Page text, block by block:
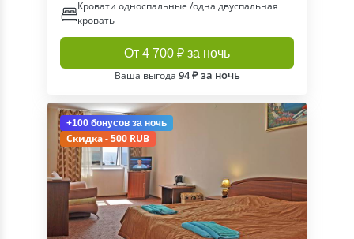
Кровати односпальные /одна двуспальная
кровать
От 4 700 ₽ за ночь
Ваша выгода 94 ₽ за ночь
+100 бонусов за ночь
Скидка - 500 RUB